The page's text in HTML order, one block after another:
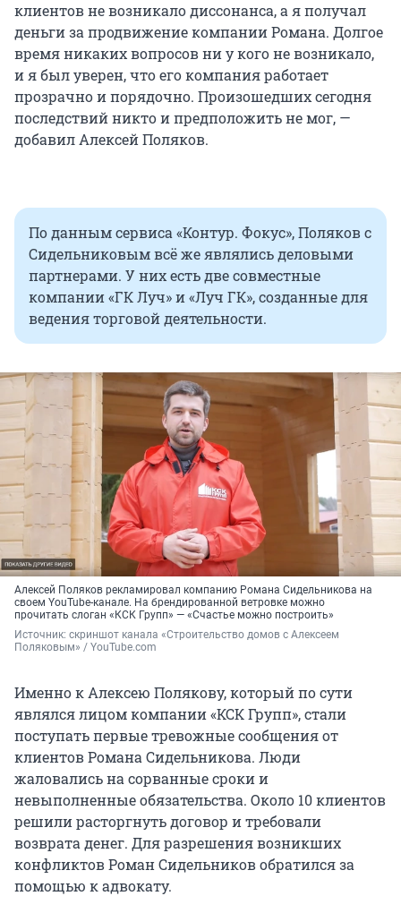
клиентов не возникало диссонанса, а я получал
деньги за продвижение компании Романа. Долгое
время никаких вопросов ни у кого не возникало,
и я был уверен, что его компания работает
прозрачно и порядочно. Произошедших сегодня
последствий никто и предположить не мог, —
добавил Алексей Поляков.
По данным сервиса «Контур. Фокус», Поляков с
Сидельниковым всё же являлись деловыми
партнерами. У них есть две совместные
компании «ГК Луч» и «Луч ГК», созданные для
ведения торговой деятельности.
Алексей Поляков рекламировал компанию Романа Сидельникова на
своем YouTube-канале. На брендированной ветровке можно
прочитать слоган «КСК Групп» — «Счастье можно построить»
Источник: скриншот канала «Строительство домов с Алексеем
Поляковым» / YouTube.com
Именно к Алексею Полякову, который по сути
являлся лицом компании «КСК Групп», стали
поступать первые тревожные сообщения от
клиентов Романа Сидельникова. Люди
жаловались на сорванные сроки и
невыполненные обязательства. Около 10 клиентов
решили расторгнуть договор и требовали
возврата денег. Для разрешения возникших
конфликтов Роман Сидельников обратился за
помощью к адвокату.